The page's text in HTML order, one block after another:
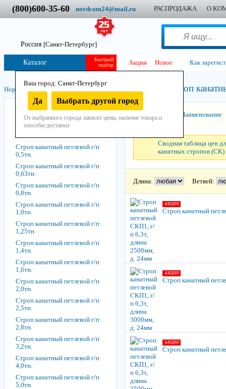
(800)600-35-60 nordcom24@mail.ru РАСПРОДАЖА О
Россия [Санкт-Петербург]
Ваш город: Санкт-Петербург
Да Выбрать другой город
От выбранного города зависят цены, наличие товара и
способы доставки
Быстрый
подбор
Каталог Акции Новое Как
Нордком Стропы Стропы канатные стальные Строп
Строп канатный петлевой г/п
0,32тн.
Строп канатный петлевой г/п
Строп канатный петлевой г/п
0,5тн.
Строп канатный петлевой г/п
0,63тн.
Строп канатный петлевой г/п
0,8тн.
Строп канатный петлевой г/п
1,0тн.
Строп канатный петлевой г/п
1,25тн.
Строп канатный петлевой г/п
1,4тн.
Строп канатный петлевой г/п
1,6тн.
Строп канатный петлевой г/п
2,0тн.
Строп канатный петлевой г/п
2,5тн.
Строп канатный петлевой г/п
2,8тн.
Строп канатный петлевой г/п
3,2тн.
Строп канатный петлевой г/п
4,0тн.
Строп канатный петлевой г/п
5,0тн.
Наименование
Сводная таблица цен
канатных стропов (СК)
Длина: Ветвей:
АКЦИЯ
Строп канатный
АКЦИЯ
Строп канатный
АКЦИЯ
Строп канатный